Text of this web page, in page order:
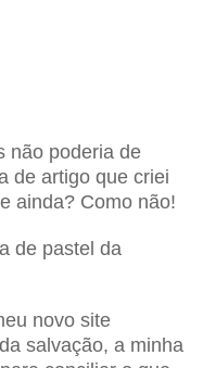
não poderia de
de artigo que criei
ainda? Como não!
de pastel da
novo site
salvação, a minha